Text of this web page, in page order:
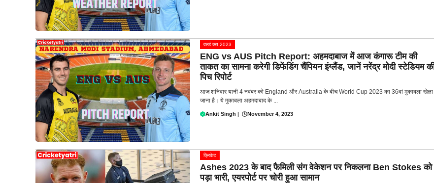
वर्ल्ड कप 2023
ENG vs AUS Pitch Report: अहमदाबाज में आज कंगारू टीम की
ताकत का सामना करेगी डिफेंडिंग चैंपियन इंग्लैंड, जानें नरेंद्र मोदी स्टेडियम
पिच रिपोर्ट
आज शनिवार यानी 4 नवंबर को England और Australia के बीच World Cup 2023 का 36वां मुकाबला खेला
जाना है। ये मुकाबला अहमदाबाद के ...
Ankit Singh November 4, 2023
क्रिकेट
Ashes 2023 के बाद फैमिली संग वेकेशन पर निकलना Ben Stokes को
पड़ा भारी, एयरपोर्ट पर चोरी हुआ सामान